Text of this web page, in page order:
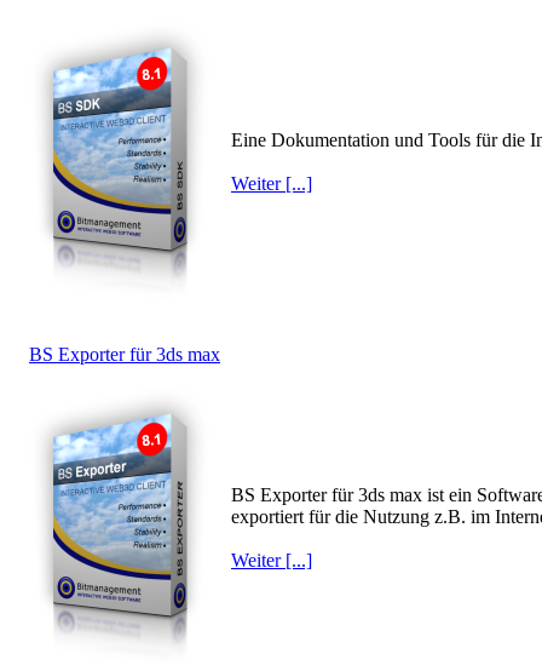
Eine Dokumentation und Tools für die
Weiter [...]
BS Exporter für 3ds max
BS Exporter für 3ds max ist ein
exportiert für die Nutzung z.B. im
Weiter [...]